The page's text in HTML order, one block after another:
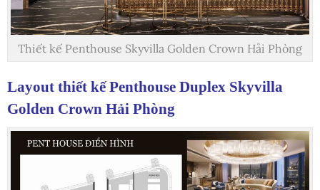
Thiết kế Penthouse Skyvilla Golden Crown Hải Phòng
Layout thiết kế Penthouse Duplex Skyvilla
Golden Crown Hải Phòng